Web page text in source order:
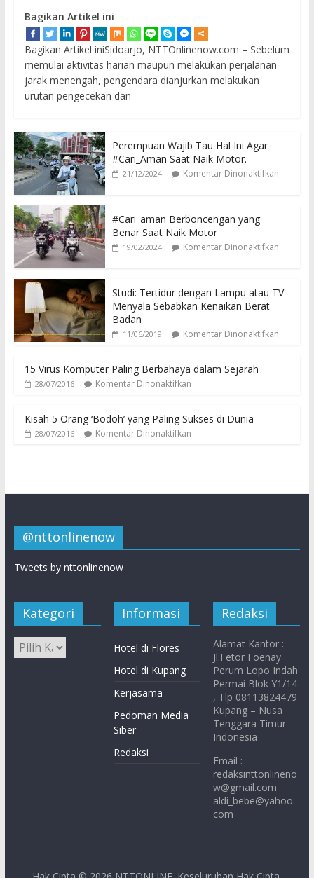
Bagikan Artikel ini
Bagikan Artikel iniSidoarjo, NTTOnlinenow.com – Sebelum
memulai aktivitas harian maupun melakukan perjalanan
jarak menengah, pengendara dianjurkan melakukan
urutan pengecekan dan
Perempuan Wajib Tau Hal Ini Agar
#Cari_Aman Saat Naik Motor.
21/12/2024 Komentar Dinonaktifkan
#Cari_aman Berboncengan yang
Benar Saat Naik Motor
19/02/2024 Komentar Dinonaktifkan
Studi: Tertidur dengan Lampu atau TV
Menyala Sebabkan Kenaikan Berat
Badan
11/06/2019 Komentar Dinonaktifkan
15 Virus Komputer Paling Berbahaya dalam Sejarah
28/07/2016 Komentar Dinonaktifkan
Kisah 5 Orang ‘Bodoh’ yang Paling Sukses di Dunia
28/07/2016 Komentar Dinonaktifkan
@nttonlinenow
Tweets by nttonlinenow
Kategori Informasi
Hotel di Flores
Hotel di Kupang
Kerjasama
Pedoman Media
Siber
Redaksi
Redaksi
Alamat Kantor :
Jl.Fetor Foenay
Perum Lopo Indah
Permai Blok Y1/14
, Tlp 08113824479
Kupang – Nusa
Tenggara Timur –
Indonesia
Email :
redaksinttonlineno
w@gmail.com
aldi_bebe@yahoo.
com